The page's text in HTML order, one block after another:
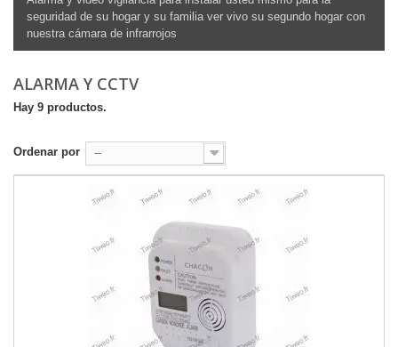
seguridad de su hogar y su familia ver vivo su segundo hogar con
nuestra cámara de infrarrojos
ALARMA Y CCTV
Hay 9 productos.
Ordenar por --